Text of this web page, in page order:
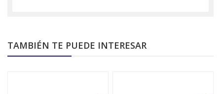
TAMBIÉN TE PUEDE INTERESAR